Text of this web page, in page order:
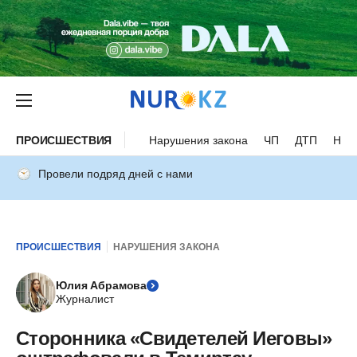
ПРОИСШЕСТВИЯ Нарушения закона ЧП ДТП
Провели подряд дней с нами
ПРОИСШЕСТВИЯ НАРУШЕНИЯ ЗАКОНА
Юлия Абрамова
Журналист
Сторонника «Свидетелей Иеговы»